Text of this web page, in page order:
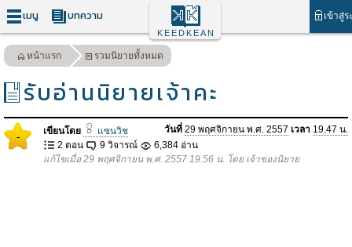
เมนู บทความ เข้าสู่
KEEDKEAN
หน้าแรก รวมนิยายทั้งหมด
รับอ่านนิยายเจ้าคะ
- เขียนโดย แซนวิช วันที่ 29 พฤศจิกายน พ.ศ. 2557 เวลา 19.47 น.
2 ตอน
9 วิจารณ์
6,384 อ่าน
แก้ไขเมื่อ 29 พฤศจิกายน พ.ศ. 2557 19.56 น. โดย เจ้าของนิยาย